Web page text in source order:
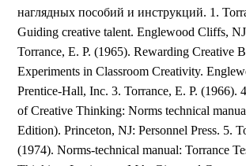
наглядных пособий и инструкций. 1.
Guiding creative talent. Englewood Cliffs,
Torrance, E. P. (1965). Rewarding Creative
Experiments in Classroom Creativity.
Prentice-Hall, Inc. 3. Torrance, E. P. (1966).
of Creative Thinking: Norms technical
Edition). Princeton, NJ: Personnel Press. 5.
(1974). Norms-technical manual: Torrance